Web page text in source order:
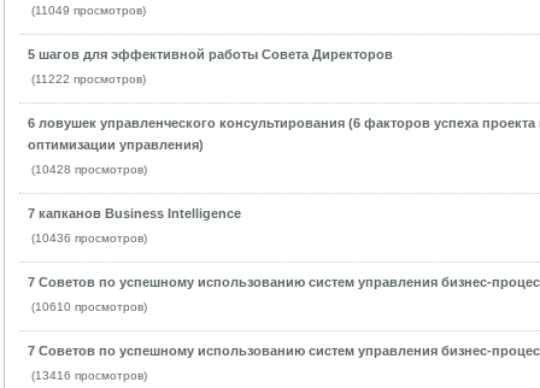
(11049 просмотров)
5 шагов для эффективной работы Совета Директоров
(11222 просмотров)
6 ловушек управленческого консультирования (6 факторов успеха проекта
оптимизации управления)
(10428 просмотров)
7 капканов Business Intelligence
(10436 просмотров)
7 Советов по успешному использованию систем управления бизнес-
(10610 просмотров)
7 Советов по успешному использованию систем управления бизнес-
(13416 просмотров)